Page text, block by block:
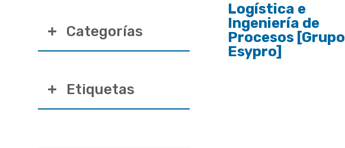
Categorías
Etiquetas
Logística e
Ingeniería de
Procesos [Grupo
Esypro]